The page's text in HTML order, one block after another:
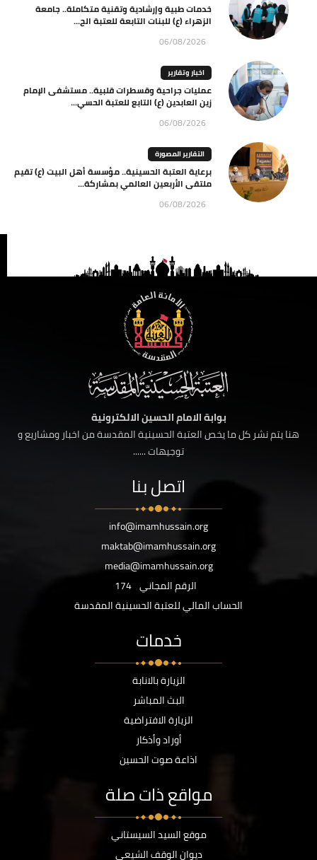
خدمات طبية وإرشادية وتقنية متكاملة.. جامعة
الزهراء (ع) للبنات التابعة للعتبة الح...
06/08/2026
اخبار وتقارير
عمليات جراحية وقسطرات قلبية.. مستشفى الإمام
زين العابدين (ع) التابع للعتبة الحسي...
06/08/2026
التقارير المصورة
برعاية العتبة الحسينية.. مؤسسة أهل البيت (ع) تقيم
ملتقى الأربعين العالمي بمشاركة...
06/08/2026
بوابة الامام الحسين الالكترونية
هنا يتم نشر كل ما يخص العتبة الحسينية المقدسة من اخبار ومشاريع و
توجيهات ......
اتصل بنا
info@imamhussain.org
maktab@imamhussain.org
media@imamhussain.org
الرقم المجاني 174
الحساب المالي للعتبة الحسينية المقدسة
خدمات
الزيارة بالانابة
البث المباشر
الزيارة الافتراضية
أوراد وأذكار
اذاعة صوت الحسين
مواقع ذات صلة
موقع السيد السيستاني
ديوان الوقف الشيعي